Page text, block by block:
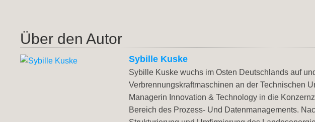
Über den Autor
Sybille Kuske
Sybille Kuske wuchs im Osten Deutschlands auf
Verbrennungskraftmaschinen an der Technischen
Managerin Innovation & Technology in die
Bereich des Prozess- Und Datenmanagements.